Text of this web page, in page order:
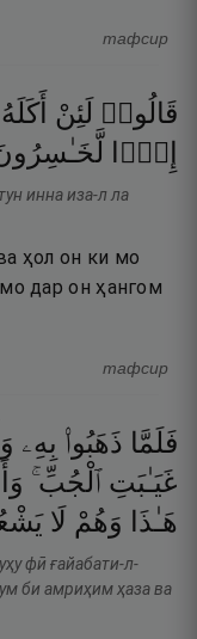
тафсир
قَالُوا۟ لَئِنْ أَكَلَهُ
إِذًۭا
инна иза-л ла
ҳол он ки мо
дар он ҳангом
тафсир
فَلَمَّا ذَهَبُوا۟ بِهِۦ
غَيَـٰبَتِ ٱلْجُبِّ ۚ
هَـٰذَا
وَهُمْ لَا
фӣ ғайабати-л-
би амриҳим ҳаза ва